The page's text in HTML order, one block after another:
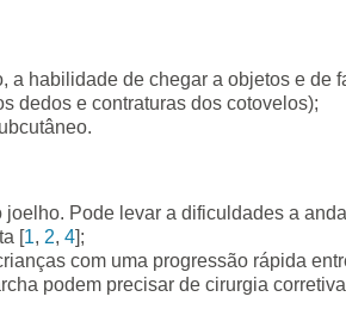
a habilidade de chegar a objetos e de
dedos e contraturas dos cotovelos);
Pode levar a dificuldades a
[1, 2, 4];
com uma progressão rápida
podem precisar de cirurgia